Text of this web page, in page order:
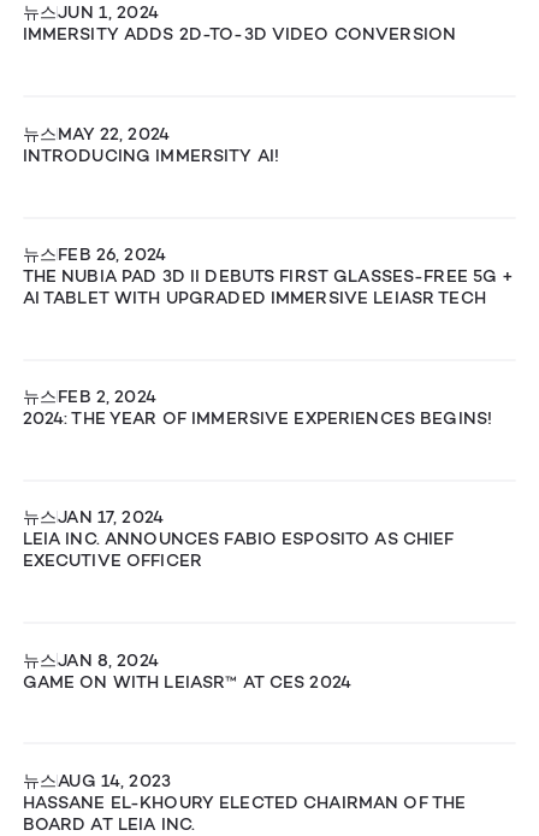
뉴스JUN 1, 2024
IMMERSITY ADDS 2D-TO-3D VIDEO CONVERSION
뉴스MAY 22, 2024
INTRODUCING IMMERSITY AI!
뉴스FEB 26, 2024
THE NUBIA PAD 3D II DEBUTS FIRST GLASSES-FREE 5G +
AI TABLET WITH UPGRADED IMMERSIVE LEIASR TECH
뉴스FEB 2, 2024
2024: THE YEAR OF IMMERSIVE EXPERIENCES BEGINS!
뉴스JAN 17, 2024
LEIA INC. ANNOUNCES FABIO ESPOSITO AS CHIEF
EXECUTIVE OFFICER
뉴스JAN 8, 2024
GAME ON WITH LEIASR™ AT CES 2024
뉴스AUG 14, 2023
HASSANE EL-KHOURY ELECTED CHAIRMAN OF THE
BOARD AT LEIA INC.